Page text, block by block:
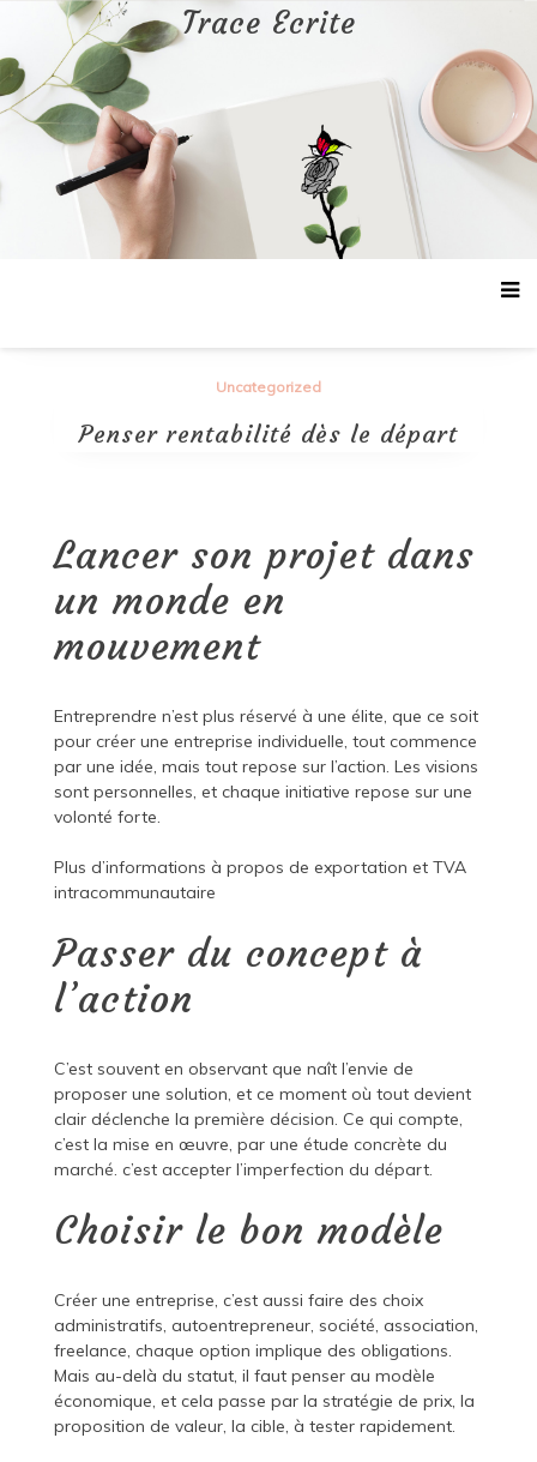
contenu
Trace Ecrite
Uncategorized
Penser rentabilité dès le départ
Lancer son projet dans
un monde en
mouvement
Entreprendre n’est plus réservé à une élite, que ce soit
pour créer une entreprise individuelle, tout commence
par une idée, mais tout repose sur l’action. Les visions
sont personnelles, et chaque initiative repose sur une
volonté forte.
Plus d’informations à propos de exportation et TVA
intracommunautaire
Passer du concept à
l’action
C’est souvent en observant que naît l’envie de
proposer une solution, et ce moment où tout devient
clair déclenche la première décision. Ce qui compte,
c’est la mise en œuvre, par une étude concrète du
marché. c’est accepter l’imperfection du départ.
Choisir le bon modèle
Créer une entreprise, c’est aussi faire des choix
administratifs, autoentrepreneur, société, association,
freelance, chaque option implique des obligations.
Mais au-delà du statut, il faut penser au modèle
économique, et cela passe par la stratégie de prix, la
proposition de valeur, la cible, à tester rapidement.